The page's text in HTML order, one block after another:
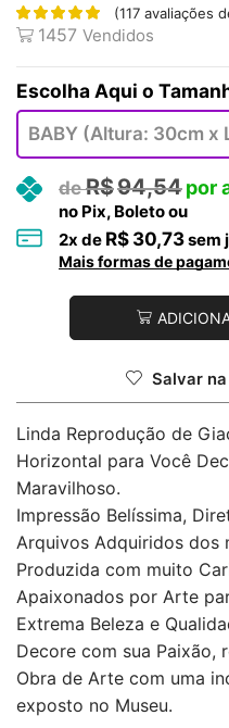
(117 avaliações
1457 Vendidos
R$94,54
no Pix, Boleto ou
2x de R$ 30,73sem
Mais formas de
Salvar
Linda Reprodução de
Horizontal para Você
Maravilhoso.
Impressão Belíssima,
Arquivos Adquiridos dos
Produzida com muito
Apaixonados por Arte
Extrema Beleza e
Decore com sua Paixão,
Obra de Arte com uma
exposto no Museu.